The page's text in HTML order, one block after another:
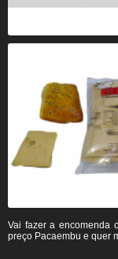
Vai fazer a encomenda
preço Pacaembu e quer